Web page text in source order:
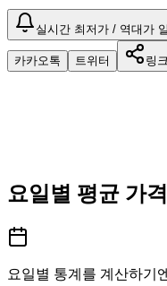
실시간 최저가 / 역대가
카카오톡 트위터 링
요일별 평균 가격
요일별 통계를 계산하기